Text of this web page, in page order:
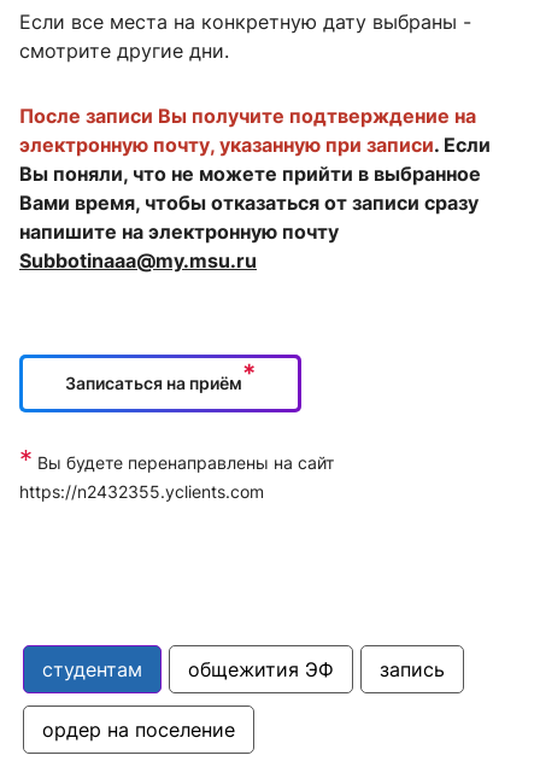
Если все места на конкретную дату выбраны -
смотрите другие дни.
После записи Вы получите подтверждение на
электронную почту, указанную при записи. Если
Вы поняли, что не можете прийти в выбранное
Вами время, чтобы отказаться от записи сразу
напишите на электронную почту
Subbotinaaa@my.msu.ru
Записаться на приём*
* Вы будете перенаправлены на сайт
https://n2432355.yclients.com
студентам общежития ЭФ запись
ордер на поселение